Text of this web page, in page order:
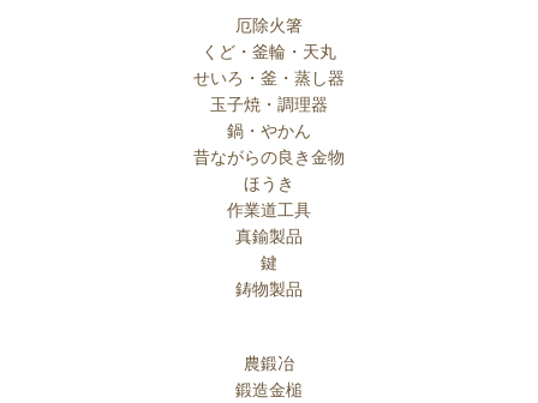
厄除火箸
くど・釜輪・天丸
せいろ・釜・蒸し器
玉子焼・調理器
鍋・やかん
昔ながらの良き金物
ほうき
作業道工具
真鍮製品
鍵
鋳物製品
農鍛冶
鍛造金槌